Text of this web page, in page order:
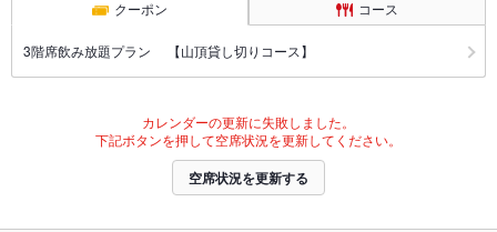
クーポン コース
3階席飲み放題プラン 【山頂貸し切りコース】
カレンダーの更新に失敗しました。
下記ボタンを押して空席状況を更新してください。
空席状況を更新する